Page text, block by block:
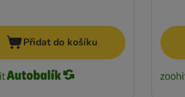
Přidat do košíku